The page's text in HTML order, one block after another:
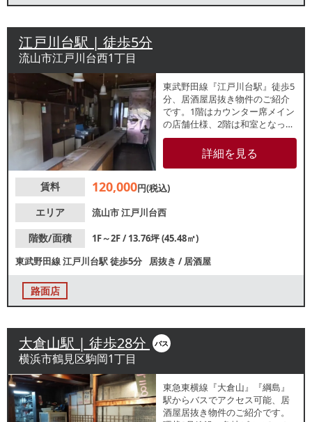
江戸川台駅 | 徒歩5分
流山市江戸川台西1丁目
東武野田線『江戸川台駅』徒歩5
分、居酒屋居抜き物件のご紹介
です。1階はカウンター席メイン
の店舗仕様、2階は和室となって
おります。駅西口からの帰宅動
線上に飲食店やクリニックが点
在するエリアで、地域に根差し
です。諸条件等、お気軽にお問
詳細を見る
賃料 120,000円(税込)
エリア
流山市江戸川台西
階数/面積
1F～2F / 13.76坪 (45.48㎡)
東武野田線江戸川台駅徒歩5分 居抜き /居酒屋
路面店
大倉山駅 | 徒歩28分 バス
横浜市鶴見区駒岡1丁目
東急東横線『大倉山』『綱島』
駅からバスでアクセス可能、居
酒屋居抜き物件のご紹介です。